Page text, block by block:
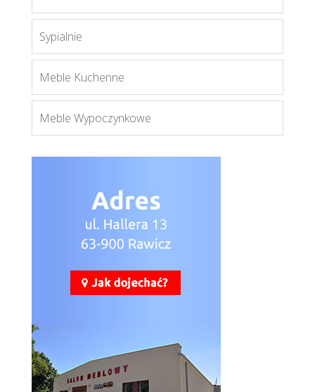
Więcej
Sypialnie
Meble Kuchenne
Meble Wypoczynkowe